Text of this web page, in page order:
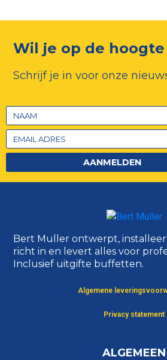
Wil je op de
Schrijf je in voor onze
AANMELDEN
Bert Muller ontwerpt,
richt in en levert alles voor
Inclusief uitgifte buffetten.
Algemene
Privacy statement
ALGEMEEN